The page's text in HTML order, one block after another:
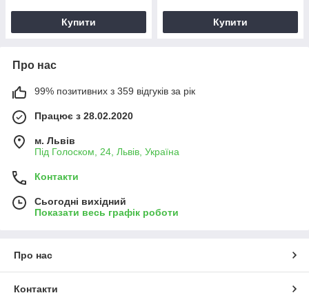
Купити Купити
Про нас
99% позитивних з 359 відгуків за рік
Працює з 28.02.2020
м. Львів
Під Голоском, 24, Львів, Україна
Контакти
Сьогодні вихідний
Показати весь графік роботи
Про нас
Контакти